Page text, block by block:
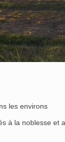
les environs
à la noblesse